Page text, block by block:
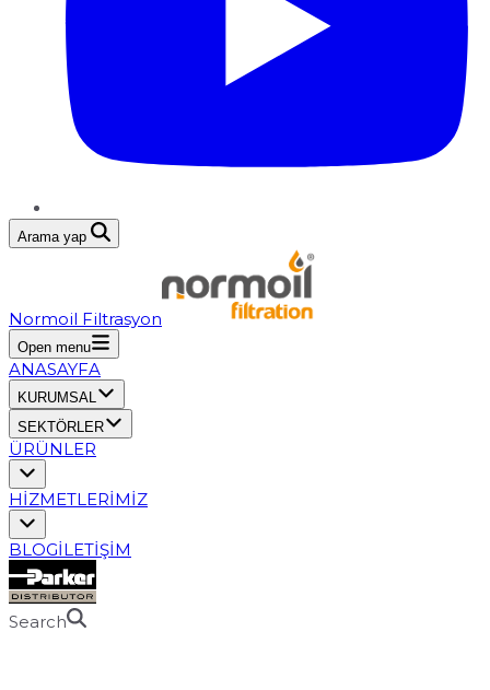
Arama yap
Normoil Filtrasyon
Open menu
ANASAYFA
KURUMSAL
SEKTÖRLER
ÜRÜNLER
HİZMETLERİMİZ
BLOGİLETİŞİM
Search